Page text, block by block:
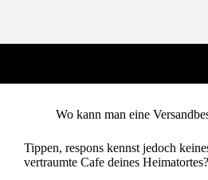
Wo kann man eine
Tippen, respons kennst jedoch
vertraumte Cafe deines Heimatortes?